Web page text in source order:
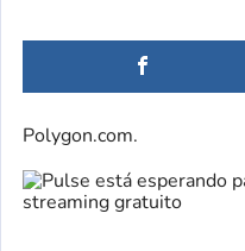
Polygon.com.